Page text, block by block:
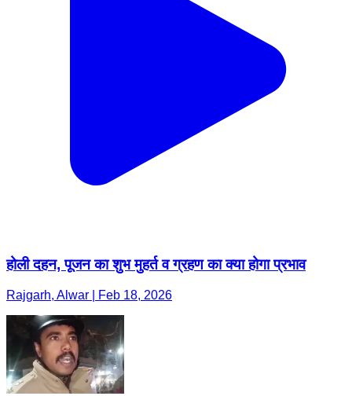
होली दहन, पूजन का शुभ मुहर्त व ग्रहण का क्या होगा प्रभाव
Rajgarh, Alwar | Feb 18, 2026